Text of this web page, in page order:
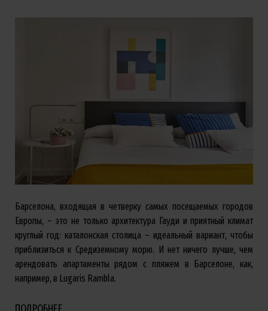
Барселона, входящая в четверку самых посещаемых городов
Европы, – это не только архитектура Гауди и приятный климат
круглый год: каталонская столица – идеальный вариант, чтобы
приблизиться к Средиземному морю. И нет ничего лучше, чем
арендовать апартаменты рядом с пляжем в Барселоне, как,
например, в Lugaris Rambla.
ПОДРОБНЕЕ